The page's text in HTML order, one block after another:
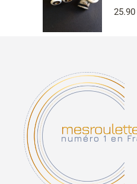
25.90